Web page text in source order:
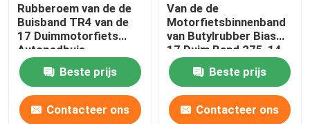
Rubberoem van de de
Buisband TR4 van de
17 Duimmotorfiets
Autopedbuis
Beste prijs
Contacteer ons
Van de de
Motorfietsbinnenband
van Butylrubber Bias
17 Duim Band 275-14
voor Driewieler
Beste prijs
Contacteer ons